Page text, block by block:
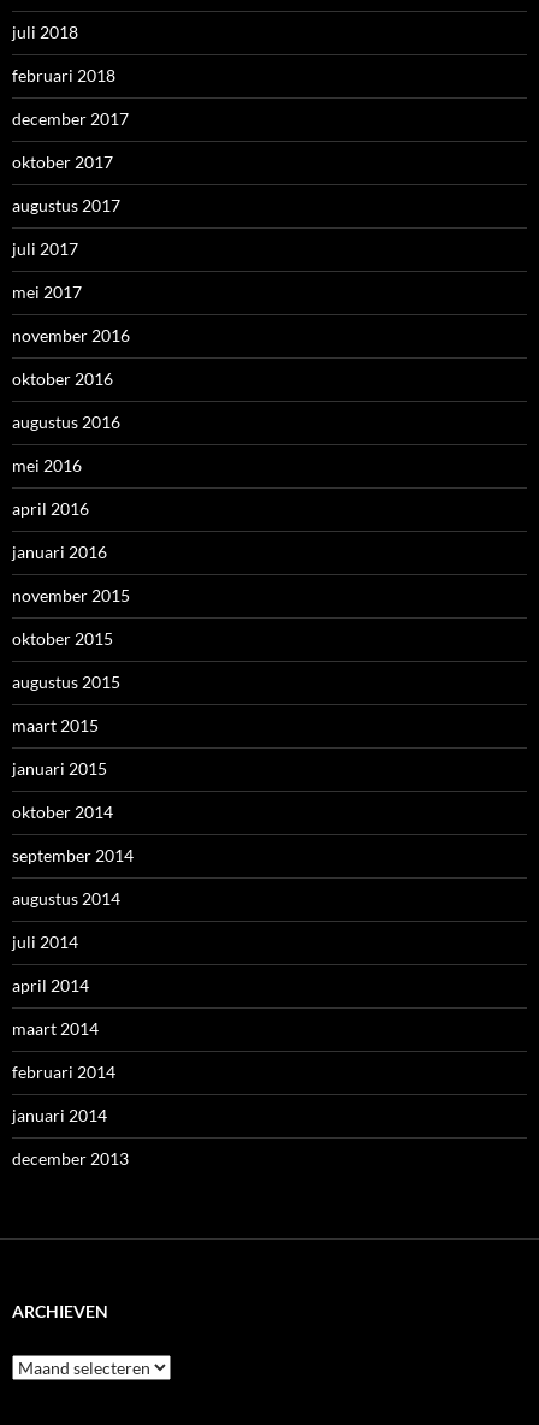
juli 2018
februari 2018
december 2017
oktober 2017
augustus 2017
juli 2017
mei 2017
november 2016
oktober 2016
augustus 2016
mei 2016
april 2016
januari 2016
november 2015
oktober 2015
augustus 2015
maart 2015
januari 2015
oktober 2014
september 2014
augustus 2014
juli 2014
april 2014
maart 2014
februari 2014
januari 2014
december 2013
ARCHIEVEN
Archieven